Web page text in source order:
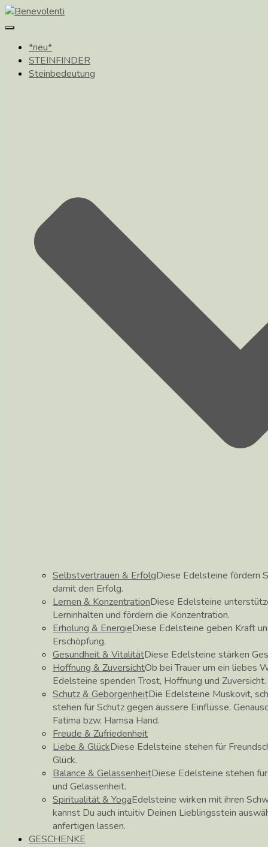
Toggle
*neu*
STEINFINDER
Steinbedeutung
Selbstvertrauen & ErfolgDiese Edelsteine fördern
damit den Erfolg.
Lernen & KonzentrationDiese Edelsteine
Lerninhalten und fördern die Konzentration.
Erholung & EnergieDiese Edelsteine geben Kraft
Erschöpfung.
Gesundheit & VitalitätDiese Edelsteine stärken
Hoffnung & ZuversichtOb bei Trauer um ein liebes
Edelsteine spenden Trost, Hoffnung und Zuversicht.
Schutz & GeborgenheitDie Edelsteine Muskovit,
stehen für Schutz gegen äussere Einflüsse.
Fatima bzw. Hamsa Hand.
Freude & Zufriedenheit
Liebe & GlückDiese Edelsteine stehen für
Glück.
Balance & GelassenheitDiese Edelsteine stehen
und Gelassenheit.
Spiritualität & YogaEdelsteine wirken mit ihren
kannst Du auch intuitiv Deinen Lieblingsstein
anfertigen lassen.
GESCHENKE